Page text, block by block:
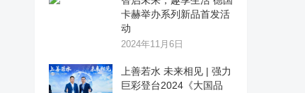
卡赫举办系列新品首发活
动
2024年11月6日
上善若水 未来相见 | 强力
巨彩登台2024《大国品